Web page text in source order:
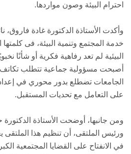
احترام البيئة وصون مواردها.
وأكدت الأستاذة الدكتورة غادة
خدمة المجتمع وتنمية البيئة، فى كلمتها
البيئية لم تعد رفاهية فكرية أو شأنًا
أصبحت مسؤولية جماعية تتطلب تكاتف
الجامعات تضطلع بدور محوري في
على التعامل مع تحديات المستقبل.
ومن جانبها، أوضحت الأستاذة الدكتورة
ورئيس الملتقى، أن تنظيم هذا الملتقى
في الانفتاح على القضايا المجتمعية